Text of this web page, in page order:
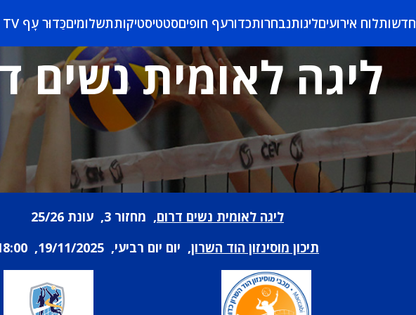
חדשותלוח אירועיםליגותנבחרותכדורעף חופיםסטטיסטיקותתשלומיםכַּדוּר עָף TV
ליגה לאומית נשים
ליגה לאומית נשים דרום, מחזור 3, עונת 25/26
תיכון מוסינזון הוד השרון, יום יום רביעי, 19/11/2025, 18:00